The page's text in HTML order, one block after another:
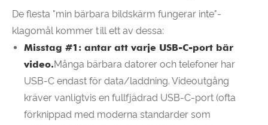
De flesta "min bärbara bildskärm fungerar inte"-
klagomål kommer till ett av dessa:
Misstag #1: antar att varje USB-C-port bär
video.Många bärbara datorer och telefoner har
USB-C endast för data/laddning. Videoutgång
kräver vanligtvis en fullfjädrad USB-C-port (ofta
förknippad med moderna standarder som